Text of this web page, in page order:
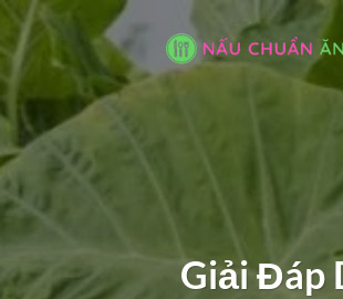
Bỏ
qua
nội
dung
Giải Đáp